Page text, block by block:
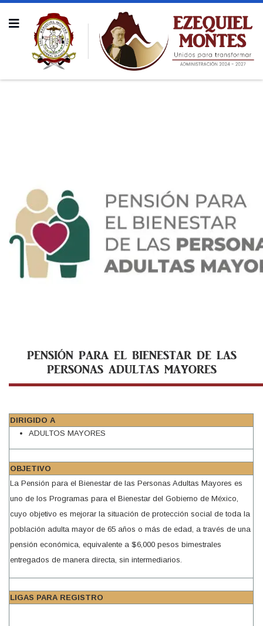
PENSIÓN PARA EL BIENESTAR DE LAS
PERSONAS ADULTAS MAYORES
DIRIGIDO A
ADULTOS MAYORES
OBJETIVO
La Pensión para el Bienestar de las Personas Adultas Mayores es
uno de los Programas para el Bienestar del Gobierno de México,
cuyo objetivo es mejorar la situación de protección social de toda la
población adulta mayor de 65 años o más de edad, a través de una
pensión económica, equivalente a $6,000 pesos bimestrales
entregados de manera directa, sin intermediarios.
LIGAS PARA REGISTRO